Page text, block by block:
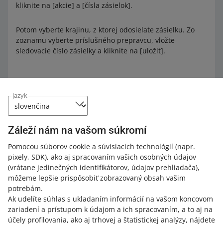
jazyk
Záleží nám na vašom súkromí
Pomocou súborov cookie a súvisiacich technológií (napr.
pixely, SDK), ako aj spracovaním vašich osobných údajov
(vrátane jedinečných identifikátorov, údajov prehliadača),
môžeme lepšie prispôsobiť zobrazovaný obsah vašim
potrebám.
Ak udelíte súhlas s ukladaním informácií na vašom koncovom
zariadení a prístupom k údajom a ich spracovaním, a to aj na
účely profilovania, ako aj trhovej a štatistickej analýzy, nájdete
kliknite na [akcie] a [čísla zásielok].
Potom vyberte krajinu, z ktorej odosielate zásielku. Zo
zoznamu vyberte príslušného prepravcu, vložte
sledovacie číslo zásielky a kliknite na [uložiť].
číslo zásielky cez Allegro API
forms/{checkoutForm.id}/shipments.
Do kedy by malo byť zákazníkovi
poskytnuté sledovacie číslo zásielky
Uveďte čísla prepravných listov včas, t. j. v rámci vami
deklarovaného času odoslania.